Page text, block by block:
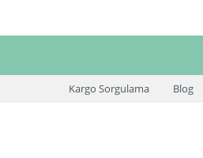
Kargo Sorgulama Blog